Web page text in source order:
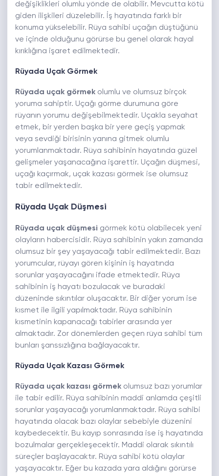
değişiklikleri olumlu yönde de olabilir. Mevcutta kötü
giden ilişkileri düzelebilir. İş hayatında farklı bir
konuma yükselebilir. Rüya sahibi uçağın düştüğünü
ve içinde olduğunu görürse bu genel olarak hayal
kırıklığına işaret edilmektedir.
Rüyada Uçak Görmek
Rüyada uçak görmek olumlu ve olumsuz birçok
yoruma sahiptir. Uçağı görme durumuna göre
rüyanın yorumu değişebilmektedir. Uçakla seyahat
etmek, bir yerden başka bir yere geçiş yapmak
veya sevdiği birisinin yanına gitmek olumlu
yorumlanmaktadır. Rüya sahibinin hayatında güzel
gelişmeler yaşanacağına işarettir. Uçağın düşmesi,
uçağı kaçırmak, uçak kazası görmek ise olumsuz
tabir edilmektedir.
Rüyada Uçak Düşmesi
Rüyada uçak düşmesi görmek kötü olabilecek yeni
olayların habercisidir. Rüya sahibinin yakın zamanda
olumsuz bir şey yaşayacağı tabir edilmektedir. Bazı
yorumcular, rüyayı gören kişinin iş hayatında
sorunlar yaşayacağını ifade etmektedir. Rüya
sahibinin iş hayatı bozulacak ve buradaki
düzeninde sıkıntılar oluşacaktır. Bir diğer yorum ise
kısmet ile ilgili yapılmaktadır. Rüya sahibinin
kısmetinin kapanacağı tabirler arasında yer
almaktadır. Zor dönemlerden geçen rüya sahibi tüm
bunları şanssızlığına bağlayacaktır.
Rüyada Uçak Kazası Görmek
Rüyada uçak kazası görmek olumsuz bazı yorumlar
ile tabir edilir. Rüya sahibinin maddi anlamda çeşitli
sorunlar yaşayacağı yorumlanmaktadır. Rüya sahibi
hayatında olacak bazı olaylar sebebiyle düzenini
kaybedecektir. Bu kayıp sonrasında ise iş hayatında
bozulmalar gerçekleşecektir. Maddi olarak sıkıntılı
süreçler başlayacaktır. Rüya sahibi kötü olaylar
yaşayacaktır. Eğer bu kazada yara aldığını görürse